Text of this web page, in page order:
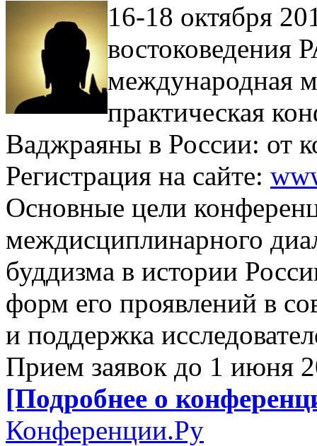
16-18 октября
востоковедения
международная
практическая
Ваджраяны в России: от
Регистрация на сайте:
Основные цели
междисциплинарного
буддизма в истории
форм его проявлений в
и поддержка
Прием заявок до 1 июня
[Подробнее о
Конференции.Ру